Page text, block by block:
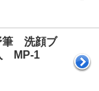
筆 洗顔ブ
MP-1